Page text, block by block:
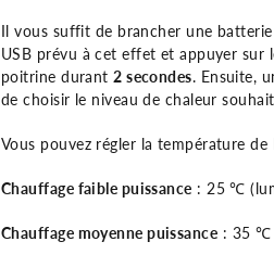
Il vous suffit de brancher une
USB prévu à cet effet et appuyer sur
poitrine durant2 secondes. Ensuite,
de choisir le niveau de chaleur
Vous pouvez régler la température
Chauffage faible puissance : 25 ℃
Chauffage moyenne puissance : 35 ℃